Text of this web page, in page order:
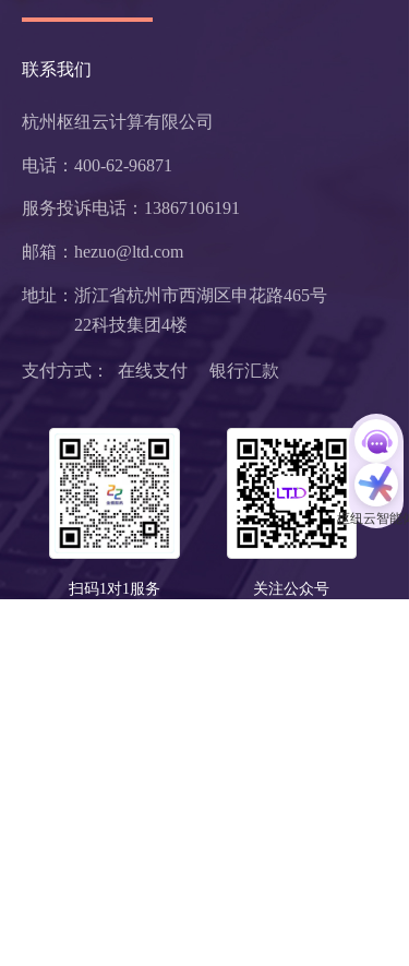
联系我们
杭州枢纽云计算有限公司
电话：400-62-96871
邮箱：hezuo@ltd.com
地址：浙江省杭州市西湖区申花路465号
支付方式：  在线支付     银行汇款
扫码1对1服务 关注公众号
服务投诉电话： 13867106191
22科技集团4楼